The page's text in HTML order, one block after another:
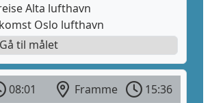
Alta lufthavn
Oslo lufthavn
Gå til målet
08:01 Framme
15:36